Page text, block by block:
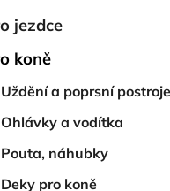
jezdce
koně
Uždění a poprsní postroje
Ohlávky a vodítka
Pouta, náhubky
Deky pro koně